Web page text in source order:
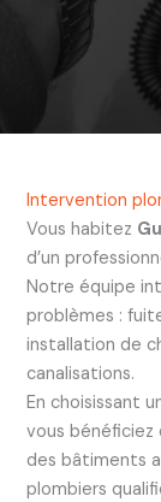
Intervention
Vous habitez
d’un
Notre équipe
problèmes :
installation de
canalisations.
En choisissant
vous bénéficiez
des bâtiments
plombiers